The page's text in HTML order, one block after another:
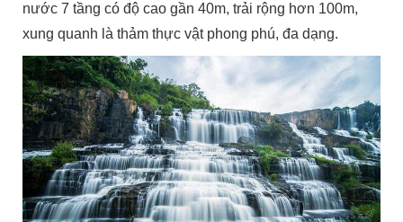
nước 7 tầng có độ cao gần 40m, trải rộng hơn 100m,
xung quanh là thảm thực vật phong phú, đa dạng.